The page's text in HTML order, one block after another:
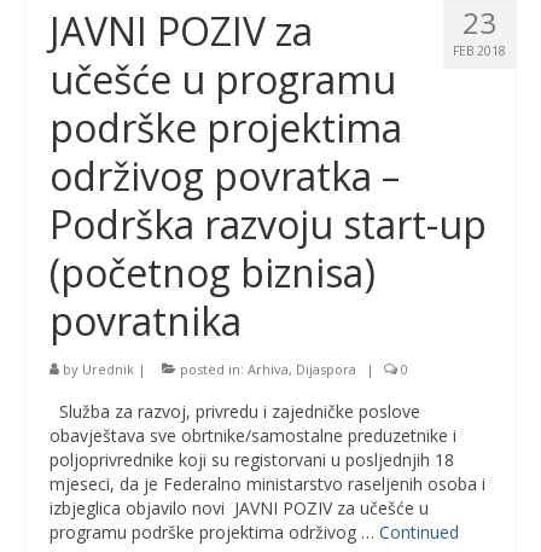
23
FEB 2018
JAVNI POZIV za
učešće u programu
podrške projektima
održivog povratka –
Podrška razvoju start-up
(početnog biznisa)
povratnika
by Urednik | posted in: Arhiva, Dijaspora | 0
Služba za razvoj, privredu i zajedničke poslove
obavještava sve obrtnike/samostalne preduzetnike i
poljoprivrednike koji su registorvani u posljednjih 18
mjeseci, da je Federalno ministarstvo raseljenih osoba i
izbjeglica objavilo novi JAVNI POZIV za učešće u
programu podrške projektima održivog … Continued